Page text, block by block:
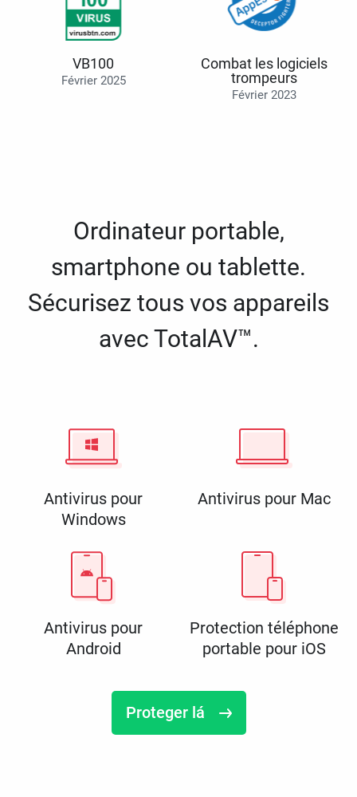
VB100
Février 2025
Combat les logiciels
trompeurs
Février 2023
Ordinateur portable,
smartphone ou tablette.
Sécurisez tous vos appareils
avec TotalAV™.
Antivirus pour
Windows
Antivirus pour Mac
Antivirus pour
Android
Protection téléphone
portable pour iOS
Proteger lá